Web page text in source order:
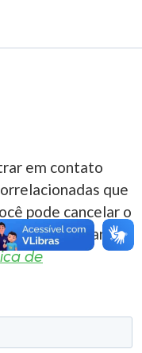
em contato
que
pode cancelar o
momento. Para
de